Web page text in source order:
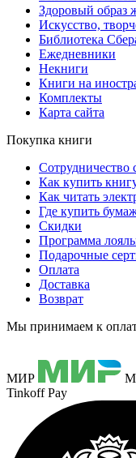
Здоровый образ
Искусство,
Библиотека
Ежедневники
Некниги
Книги на
Комплекты
Карта сайта
Покупка книги
Сотрудничество
Как купить
Как читать
Где купить
Скидки
Программа
Подарочные
Оплата
Доставка
Возврат
Мы принимаем к
МИР
Tinkoff Pay